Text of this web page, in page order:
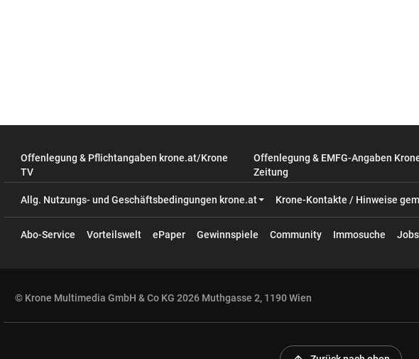
Offenlegung & Pflichtangaben krone.at/Krone
TV
Offenlegung & EMFG-Angaben
Zeitung
Allg. Nutzungs- und Geschäftsbedingungen krone.at Krone-Kontakte / Hinweise
Abo-Service Vorteilswelt ePaper Gewinnspiele Community Immosuche
© Krone Multimedia GmbH & Co KG 2026 Muthgasse 2, 1190 Wien